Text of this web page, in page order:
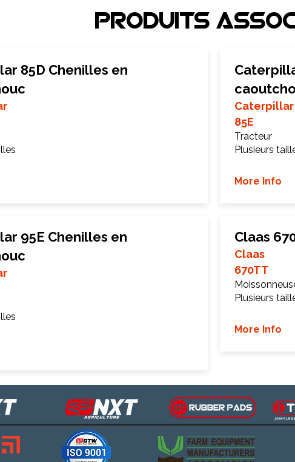
Produits
85D Chenilles en
95E Chenilles en
Caterpillar
85E
Tracteur
Plusieurs
More Info
Claas
Claas
670TT
Plusieurs
More Info